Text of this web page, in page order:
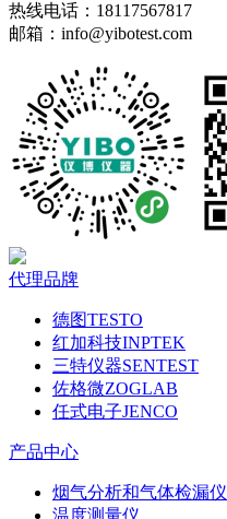
热线电话：18117567817
邮箱：info@yibotest.com
代理品牌
德图TESTO
红加科技INPTEK
三特仪器SENTEST
佐格微ZOGLAB
任式电子JENCO
产品中心
烟气分析和气体检漏仪
温度测量仪